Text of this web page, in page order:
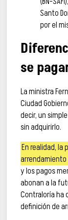
Santo
por el
se
La ministra
Ciudad
decir, un
sin adquirirlo.
En realidad, la
y los pagos
abonan a la
Contraloría ha
definición de